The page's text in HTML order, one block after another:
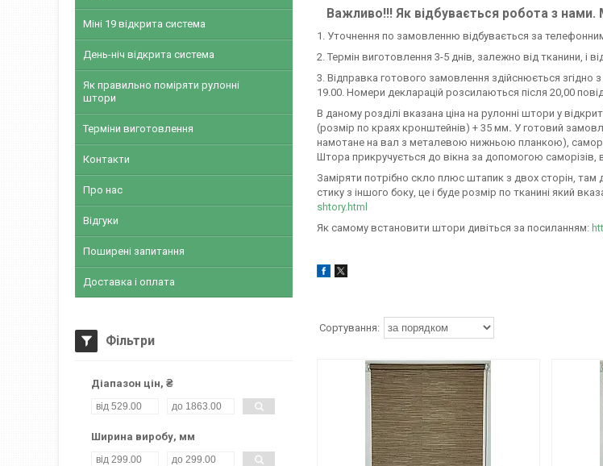
Важливо!!! Як відбувається робота з
1. Уточнення по замовленню відбувається за
2. Термін виготовлення 3-5 днів, залежно від тканини, і
3. Відправка готового замовлення здійснюється згідно
19.00. Номери декларацій розсилаються після 20,00
В даному розділі вказана ціна на рулонні штори у
(розмір по краях кронштейнів) + 35 мм. У готовий
намотане на вал з металевою нижньою планкою),
Штора прикручується до вікна за допомогою саморізів,
Заміряти потрібно скло плюс штапик з двох сторін,
стику з іншого боку, це і буде розмір по тканині який
shtory.html
Як самому встановити штори дивіться за посиланням:
Міні 19 відкрита система
День-ніч відкрита система
Як правильно поміряти рулонні
штори
Терміни виготовлення
Контакти
Про нас
Відгуки
Поширені запитання
Доставка і оплата
Фільтри
Діапазон цін, ₴
Ширина виробу, мм